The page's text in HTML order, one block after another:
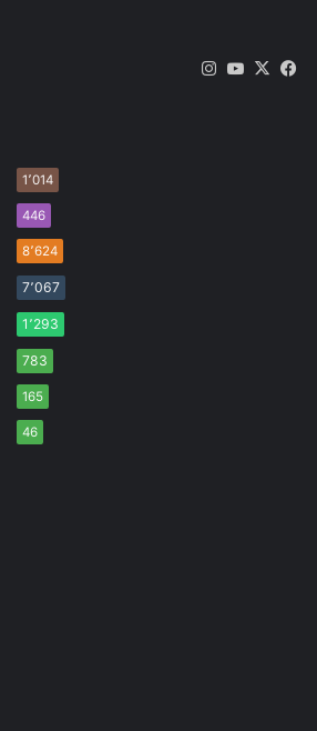
فيسبوك
‫X
‫YouTube
1٬014
446
8٬624
7٬067
1٬293
783
165
46